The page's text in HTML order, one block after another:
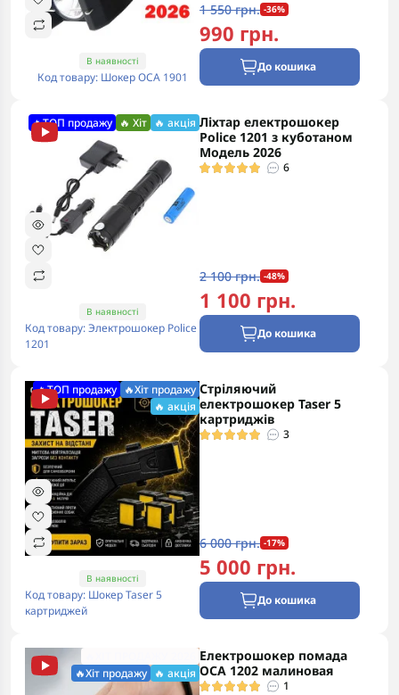
В наявності
Код товару: Шокер ОСА 1901
1 550 грн. -36%
990 грн.
До кошика
🔥ТОП продажу 🔥 Хіт 🔥 акція
В наявності
Код товару: Электрошокер Police
1201
Ліхтар електрошокер
Police 1201 з куботаном
Модель 2026
6
2 100 грн. -48%
1 100 грн.
До кошика
🔥ТОП продажу 🔥Хіт продажу
🔥 акція
В наявності
Код товару: Шокер Taser 5
картриджей
Стріляючий
електрошокер Taser 5
картриджів
3
6 000 грн. -17%
5 000 грн.
До кошика
🔥Хіт продажу 🔥 акція
Електрошокер помада
ОСА 1202 малиновая
1